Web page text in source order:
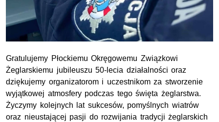
Gratulujemy Płockiemu Okręgowemu Związkowi
Żeglarskiemu jubileuszu 50-lecia działalności oraz
dziękujemy organizatorom i uczestnikom za stworzenie
wyjątkowej atmosfery podczas tego święta żeglarstwa.
Życzymy kolejnych lat sukcesów, pomyślnych wiatrów
oraz nieustającej pasji do rozwijania tradycji żeglarskich